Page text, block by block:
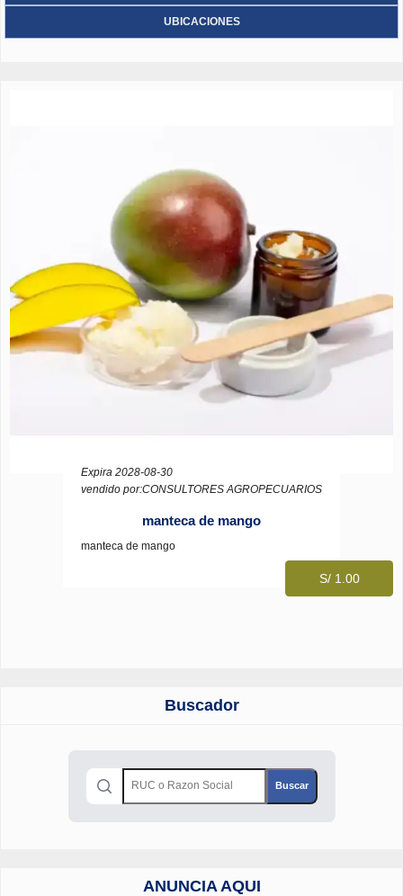
UBICACIONES
Expira 2028-08-30
vendido por:CONSULTORES AGROPECUARIOS
manteca de mango
manteca de mango
S/ 1.00
Buscador
ANUNCIA AQUI